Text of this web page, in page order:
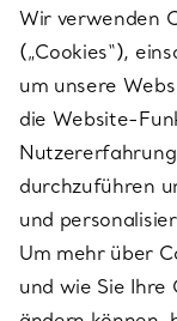
SERVICES
ÜBER TIFFANY &
RECHTLICHE
Wir verwenden
(„Cookies“),
um unsere
die Website-
durchzuführen
und
Um mehr über
und wie Sie Ihre